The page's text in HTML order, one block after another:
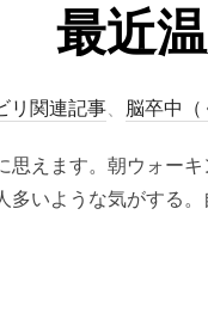
最近
リ関連記事、 脳卒中（
思えます。朝ウォー
多いような気がする